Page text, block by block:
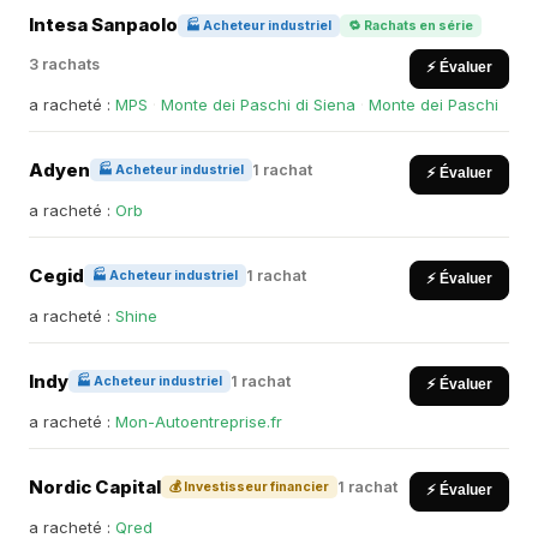
Intesa Sanpaolo 🏭 Acheteur industriel 🔁 Rachats en série
3 rachats ⚡ Évaluer
a racheté : MPS Monte dei Paschi di Siena Monte dei Paschi
Adyen 🏭 Acheteur industriel 1 rachat ⚡ Évaluer
a racheté : Orb
Cegid 🏭 Acheteur industriel 1 rachat ⚡ Évaluer
a racheté : Shine
Indy 🏭 Acheteur industriel 1 rachat ⚡ Évaluer
a racheté : Mon-Autoentreprise.fr
Nordic Capital 💰 Investisseur financier 1 rachat ⚡ Évaluer
a racheté : Qred